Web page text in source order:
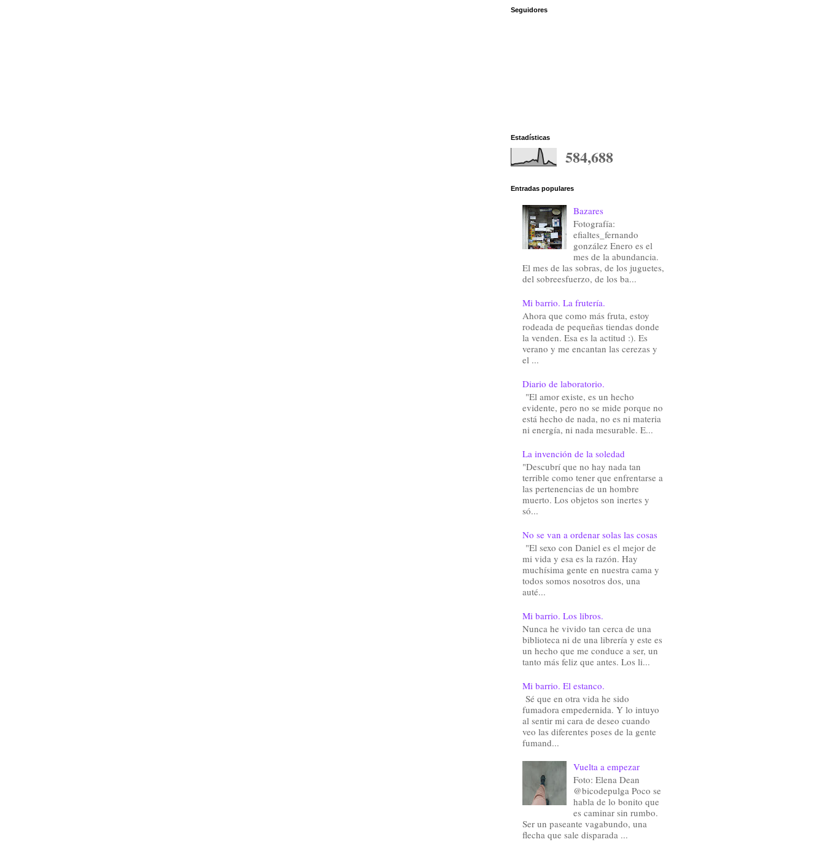
Seguidores
Estadísticas
584,688
Entradas populares
Bazares
Fotografía:
efialtes_fernando
gonzález Enero es el
mes de la abundancia.
El mes de las sobras, de los juguetes,
del sobreesfuerzo, de los ba...
Mi barrio. La frutería.
Ahora que como más fruta, estoy
rodeada de pequeñas tiendas donde
la venden. Esa es la actitud :). Es
verano y me encantan las cerezas y
el ...
Diario de laboratorio.
"El amor existe, es un hecho
evidente, pero no se mide porque no
está hecho de nada, no es ni materia
ni energía, ni nada mesurable. E...
La invención de la soledad
"Descubrí que no hay nada tan
terrible como tener que enfrentarse a
las pertenencias de un hombre
muerto. Los objetos son inertes y
só...
No se van a ordenar solas las cosas
"El sexo con Daniel es el mejor de
mi vida y esa es la razón. Hay
muchísima gente en nuestra cama y
todos somos nosotros dos, una
auté...
Mi barrio. Los libros.
Nunca he vivido tan cerca de una
biblioteca ni de una librería y este es
un hecho que me conduce a ser, un
tanto más feliz que antes. Los li...
Mi barrio. El estanco.
Sé que en otra vida he sido
fumadora empedernida. Y lo intuyo
al sentir mi cara de deseo cuando
veo las diferentes poses de la gente
fumand...
Vuelta a empezar
Foto: Elena Dean
@bicodepulga Poco se
habla de lo bonito que
es caminar sin rumbo.
Ser un paseante vagabundo, una
flecha que sale disparada ...